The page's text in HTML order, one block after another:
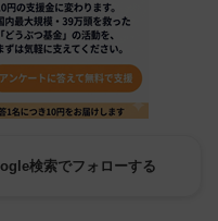
検索でフォローする